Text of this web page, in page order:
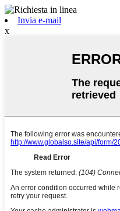
Invia e-mail
x